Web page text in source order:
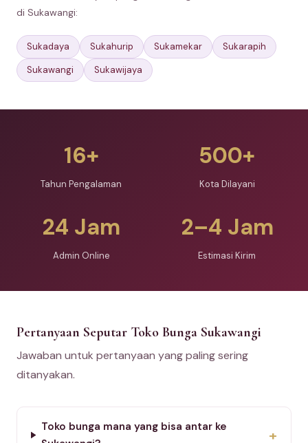
di Sukawangi:
Sukadaya Sukahurip Sukamekar
Sukarapih
Sukawangi
Sukawijaya
16+
Tahun Pengalaman
500+
Kota Dilayani
24 Jam
Admin Online
2–4 Jam
Estimasi Kirim
Pertanyaan Seputar Toko Bunga Sukawangi
Jawaban untuk pertanyaan yang paling sering
ditanyakan.
Toko bunga mana yang bisa antar ke
+